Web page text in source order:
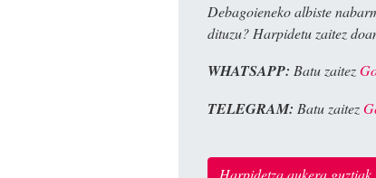
Debagoieneko albiste
dituzu? Harpidetu zaitez
WHATSAPP: Batu zaitez
TELEGRAM: Batu zaitez
Harpidetza aukera guztiak